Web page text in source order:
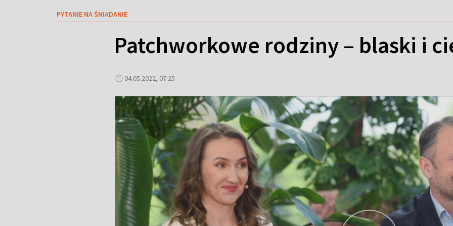
PYTANIE NA ŚNIADANIE
Patchworkowe rodziny – blaski i
04.05.2022, 07:25